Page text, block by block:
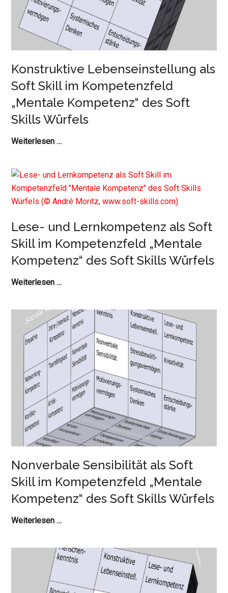
Soft
Skills
Würfels
Konstruktive Lebenseinstellung als
Soft Skill im Kompetenzfeld
„Mentale Kompetenz“ des Soft
Skills Würfels
Weiterlesen …Konstruktive
Soft
Skill
im
Kompetenzfeld
„Mentale
Kompetenz“
des
Skills
Lese- und Lernkompetenz als Soft
Skill im Kompetenzfeld „Mentale
Kompetenz“ des Soft Skills Würfels
Weiterlesen …Lese-
Lernkompetenz
als
Soft
Skill
im
Kompetenzfeld
„Mentale
Kompetenz“
des
Soft
Skills
Nonverbale Sensibilität als Soft
Skill im Kompetenzfeld „Mentale
Kompetenz“ des Soft Skills Würfels
Weiterlesen …Nonverbale
als
Soft
im